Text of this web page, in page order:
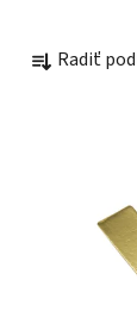
a Radiť